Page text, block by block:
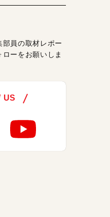
員の取材レポー
ローをお願いしま
US